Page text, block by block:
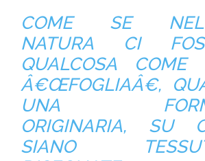
COME SE
NATURA CI
QUALCOSA COME
Â€ŒFOGLIAÂ€,
UNA
ORIGINARIA, SU
SIANO